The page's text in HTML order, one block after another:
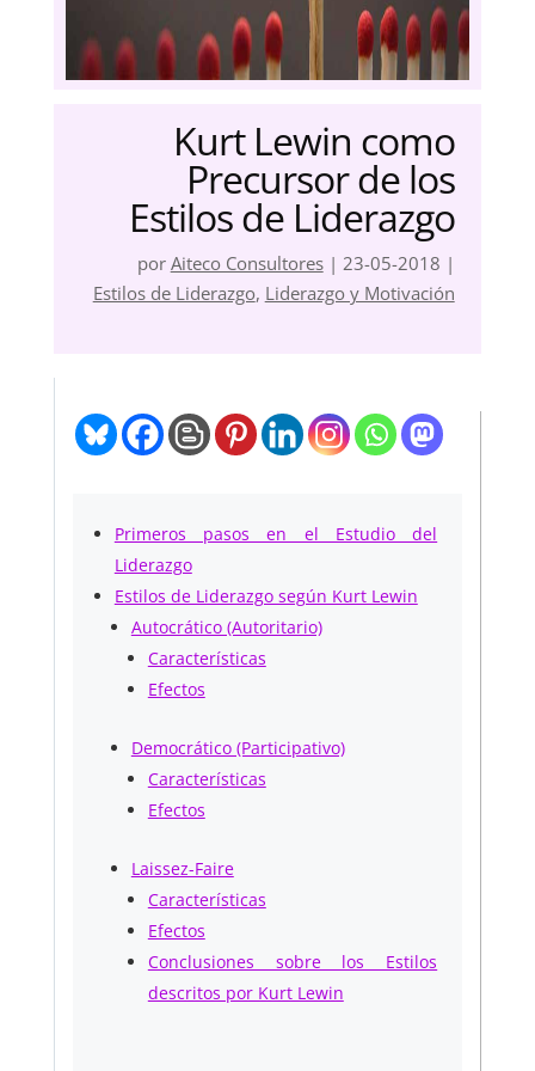
Kurt Lewin como
Precursor de los
Estilos de Liderazgo
por Aiteco Consultores| 23-05-2018 |
Estilos de Liderazgo, Liderazgo y Motivación
Primeros pasos en el Estudio del
Liderazgo
Estilos de Liderazgo según Kurt Lewin
Autocrático (Autoritario)
Características
Efectos
Democrático (Participativo)
Características
Efectos
Laissez-Faire
Características
Efectos
Conclusiones sobre los Estilos
descritos por Kurt Lewin